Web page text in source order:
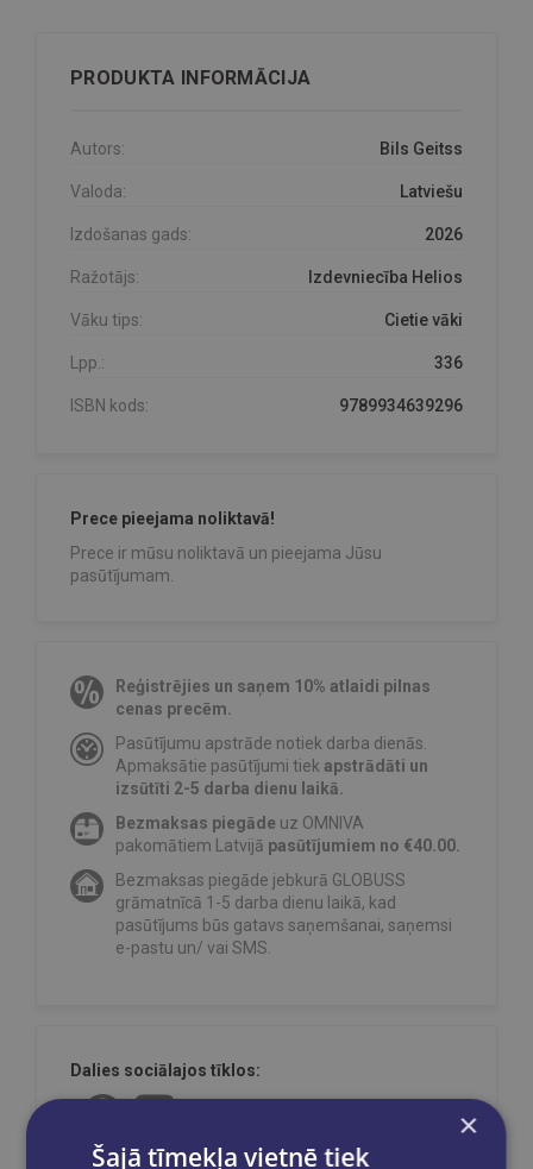
PRODUKTA INFORMĀCIJA
Autors: Bils Geitss
Valoda: Latviešu
Izdošanas gads: 2026
Ražotājs: Izdevniecība Helios
Vāku tips: Cietie vāki
Lpp.: 336
ISBN kods: 9789934639296
Prece pieejama noliktavā!
Prece ir mūsu noliktavā un pieejama Jūsu
pasūtījumam.
Reģistrējies un saņem 10% atlaidi pilnas
cenas precēm.
Pasūtījumu apstrāde notiek darba dienās.
Apmaksātie pasūtījumi tiek apstrādāti un
izsūtīti 2-5 darba dienu laikā.
Bezmaksas piegāde uz OMNIVA
pakomātiem Latvijā pasūtījumiem no €40.00.
Bezmaksas piegāde jebkurā GLOBUSS
grāmatnīcā 1-5 darba dienu laikā, kad
pasūtījums būs gatavs saņemšanai, saņemsi
e-pastu un/ vai SMS.
Dalies sociālajos tīklos:
×
Šajā tīmekļa vietnē tiek